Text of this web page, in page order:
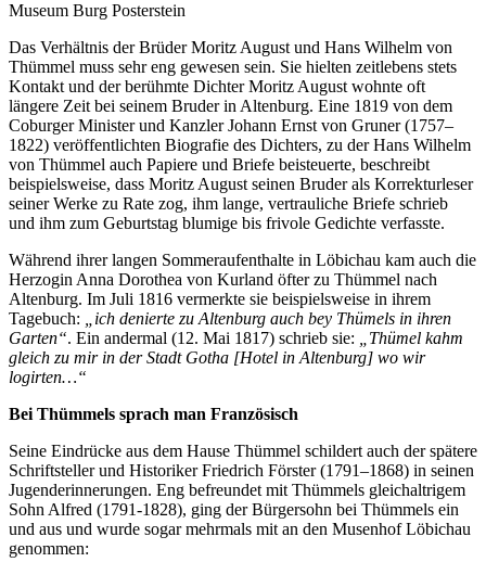
Museum Burg Posterstein
Das Verhältnis der Brüder Moritz August und Hans Wilhelm von
Thümmel muss sehr eng gewesen sein. Sie hielten zeitlebens stets
Kontakt und der berühmte Dichter Moritz August wohnte oft
längere Zeit bei seinem Bruder in Altenburg. Eine 1819 von dem
Coburger Minister und Kanzler Johann Ernst von Gruner (1757–
1822) veröffentlichten Biografie des Dichters, zu der Hans Wilhelm
von Thümmel auch Papiere und Briefe beisteuerte, beschreibt
beispielsweise, dass Moritz August seinen Bruder als Korrekturleser
seiner Werke zu Rate zog, ihm lange, vertrauliche Briefe schrieb
und ihm zum Geburtstag blumige bis frivole Gedichte verfasste.
Während ihrer langen Sommeraufenthalte in Löbichau kam auch die
Herzogin Anna Dorothea von Kurland öfter zu Thümmel nach
Altenburg. Im Juli 1816 vermerkte sie beispielsweise in ihrem
Tagebuch: „ich denierte zu Altenburg auch bey Thümels in ihren
Garten“. Ein andermal (12. Mai 1817) schrieb sie: „Thümel kahm
gleich zu mir in der Stadt Gotha [Hotel in Altenburg] wo wir
logirten…“
Bei Thümmels sprach man Französisch
Seine Eindrücke aus dem Hause Thümmel schildert auch der spätere
Schriftsteller und Historiker Friedrich Förster (1791–1868) in seinen
Jugenderinnerungen. Eng befreundet mit Thümmels gleichaltrigem
Sohn Alfred (1791-1828), ging der Bürgersohn bei Thümmels ein
und aus und wurde sogar mehrmals mit an den Musenhof Löbichau
genommen: